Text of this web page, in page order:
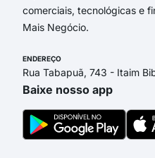
comerciais, tecnológicas e
Mais Negócio.
ENDEREÇO
Rua Tabapuã, 743 - Itaim
Baixe nosso app